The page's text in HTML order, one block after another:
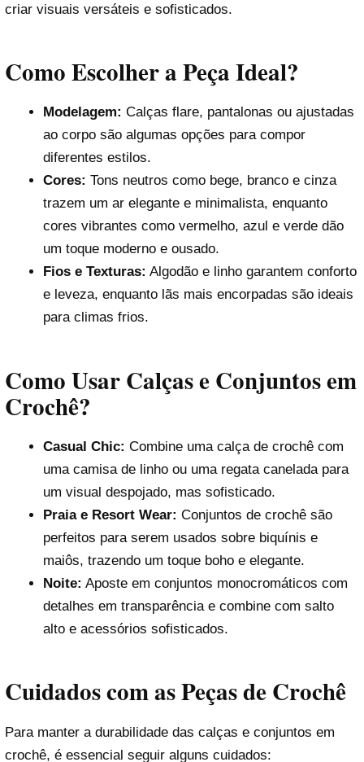
criar visuais versáteis e sofisticados.
Como Escolher a Peça Ideal?
Modelagem: Calças flare, pantalonas ou ajustadas
ao corpo são algumas opções para compor
diferentes estilos.
Cores: Tons neutros como bege, branco e cinza
trazem um ar elegante e minimalista, enquanto
cores vibrantes como vermelho, azul e verde dão
um toque moderno e ousado.
Fios e Texturas: Algodão e linho garantem conforto
e leveza, enquanto lãs mais encorpadas são ideais
para climas frios.
Como Usar Calças e Conjuntos em
Crochê?
Casual Chic: Combine uma calça de crochê com
uma camisa de linho ou uma regata canelada para
um visual despojado, mas sofisticado.
Praia e Resort Wear: Conjuntos de crochê são
perfeitos para serem usados sobre biquínis e
maiôs, trazendo um toque boho e elegante.
Noite: Aposte em conjuntos monocromáticos com
detalhes em transparência e combine com salto
alto e acessórios sofisticados.
Cuidados com as Peças de Crochê
Para manter a durabilidade das calças e conjuntos em
crochê, é essencial seguir alguns cuidados: